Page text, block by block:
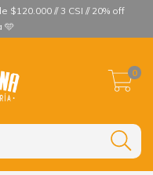
// 3 CSI // 20% off
🩵
0